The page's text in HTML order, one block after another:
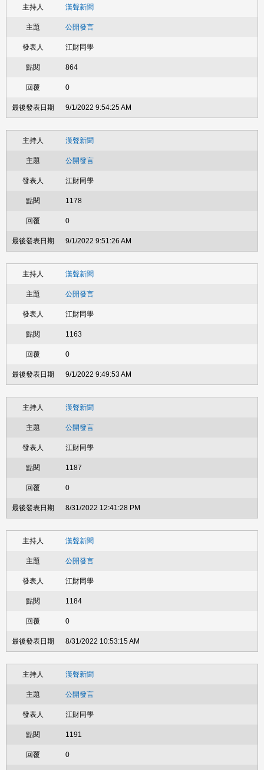
漢聲新聞
公開發言
江財同學
864
0
9/1/2022 9:54:25 AM
漢聲新聞
公開發言
江財同學
1178
0
9/1/2022 9:51:26 AM
漢聲新聞
公開發言
江財同學
1163
0
9/1/2022 9:49:53 AM
漢聲新聞
公開發言
江財同學
1187
0
8/31/2022 12:41:28 PM
漢聲新聞
公開發言
江財同學
1184
0
8/31/2022 10:53:15 AM
漢聲新聞
公開發言
江財同學
1191
0